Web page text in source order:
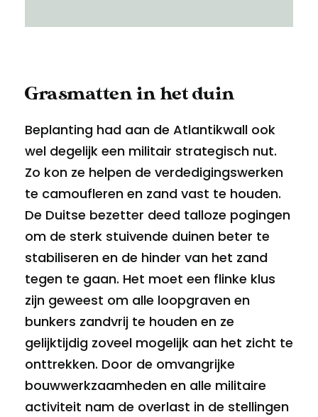
Grasmatten in het duin
Beplanting had aan de Atlantikwall ook
wel degelijk een militair strategisch nut.
Zo kon ze helpen de verdedigingswerken
te camoufleren en zand vast te houden.
De Duitse bezetter deed talloze pogingen
om de sterk stuivende duinen beter te
stabiliseren en de hinder van het zand
tegen te gaan. Het moet een flinke klus
zijn geweest om alle loopgraven en
bunkers zandvrij te houden en ze
gelijktijdig zoveel mogelijk aan het zicht te
onttrekken. Door de omvangrijke
bouwwerkzaamheden en alle militaire
activiteit nam de overlast in de stellingen